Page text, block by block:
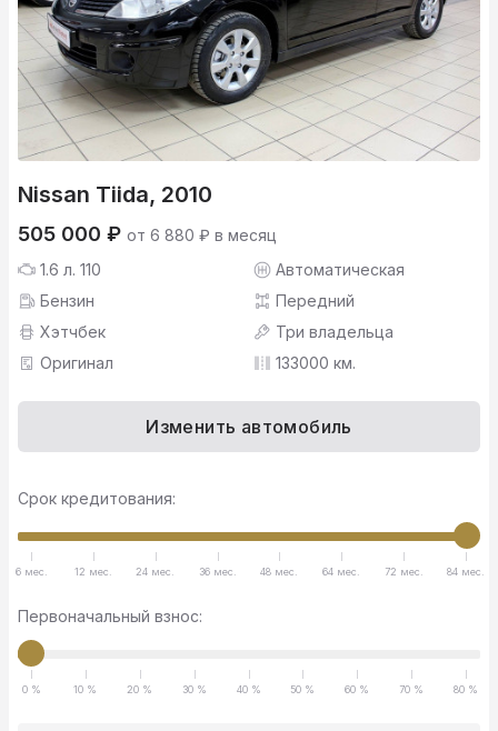
Nissan Tiida, 2010
505 000 ₽ от 6 880 ₽ в месяц
1.6 л. 110
Автоматическая
Бензин
Передний
Хэтчбек
Три владельца
Оригинал
133000 км.
Изменить автомобиль
Срок кредитования:
6 мес. 12 мес. 24 мес. 36 мес. 48 мес. 64 мес. 72 мес. 84 мес.
Первоначальный взнос:
0 % 10 % 20 % 30 % 40 % 50 % 60 % 70 % 80 %